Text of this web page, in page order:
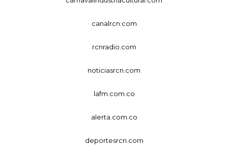
canalrcn.com
rcnradio.com
noticiasrcn.com
lafm.com.co
alerta.com.co
deportesrcn.com